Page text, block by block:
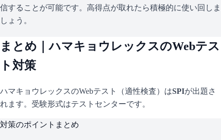
信することが可能です。高得点が取れたら積極的に使い回しま
しょう。
まとめ｜ハマキョウレックスのWebテス
ト対策
ハマキョウレックスのWebテスト（適性検査）はSPIが出題さ
れます。 受験形式はテストセンターです。
対策のポイントまとめ